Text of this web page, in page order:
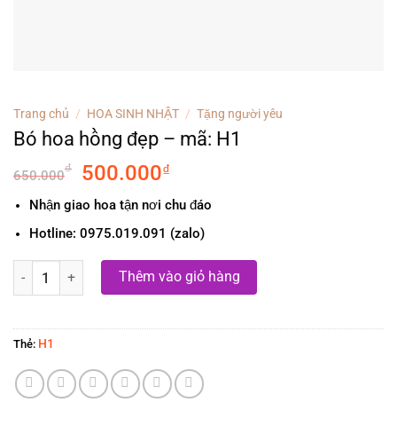
Trang chủ / HOA SINH NHẬT / Tặng người yêu
Bó hoa hồng đẹp – mã: H1
650.000₫
Original
price
was:
650.000₫.
500.000₫Current
price
is:
500.000₫.
Nhận giao hoa tận nơi chu đáo
Hotline: 0975.019.091 (zalo)
Bó hoa hồng đẹp - mã: H1 số lượng
Thêm vào giỏ hàng
Thẻ: H1